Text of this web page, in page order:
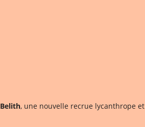
Belith, une nouvelle recrue lycanthrope et